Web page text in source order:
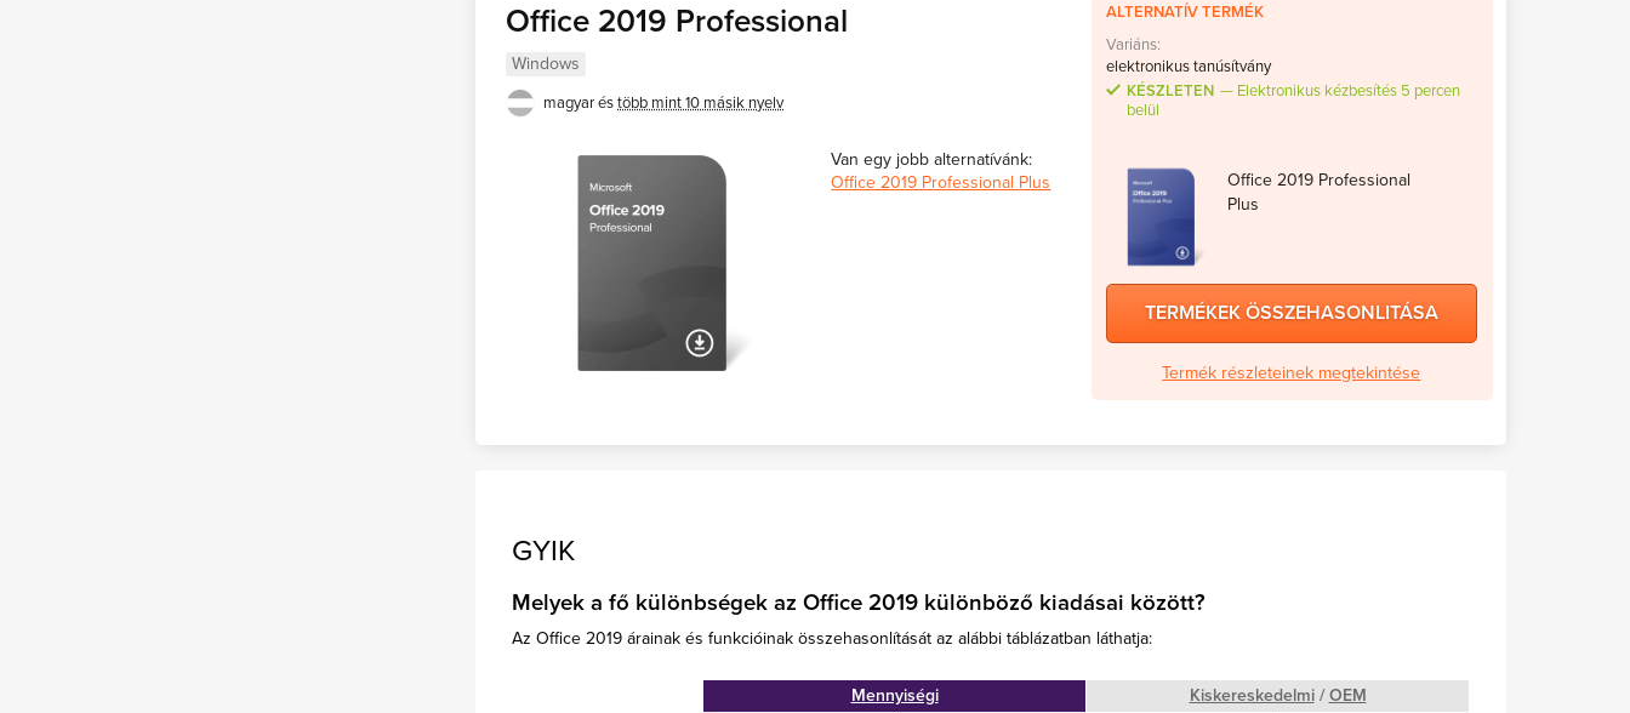
Office 2019 Professional
Windows
magyar éstöbb mint 10 másik nyelv
Van egy jobb alternatívánk:
Office 2019 Professional Plus
ALTERNATÍV TERMÉK
Variáns:
elektronikus tanúsítvány
KÉSZLETEN
Elektronikus kézbesítés 5 percen
belül
Office 2019 Professional
Plus
TERMÉKEK ÖSSZEHASONLITÁSA
Termék részleteinek megtekintése
GYIK
Melyek a fő különbségek az Office 2019 különböző kiadásai között?
Az Office 2019 árainak és funkcióinak összehasonlítását az alábbi táblázatban láthatja:
Mennyiségi Kiskereskedelmi/OEM